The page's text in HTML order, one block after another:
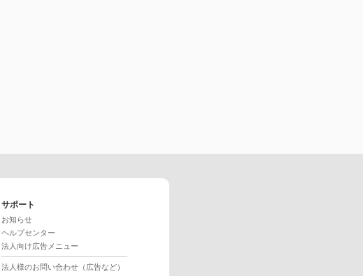
サポート
お知らせ
ヘルプセンター
法人向け広告メニュー
法人様のお問い合わせ（広告など）